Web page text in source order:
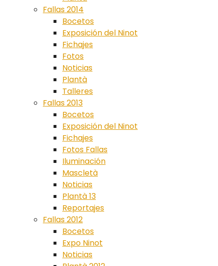
Fallas 2014
Bocetos
Exposición del Ninot
Fichajes
Fotos
Noticias
Plantà
Talleres
Fallas 2013
Bocetos
Exposición del Ninot
Fichajes
Fotos Fallas
Iluminación
Mascletà
Noticias
Plantà 13
Reportajes
Fallas 2012
Bocetos
Expo Ninot
Noticias